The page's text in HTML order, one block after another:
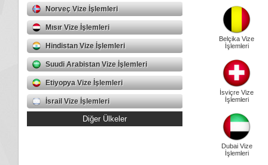
Norveç Vize İşlemleri
Mısır Vize İşlemleri
Hindistan Vize İşlemleri
Suudi Arabistan Vize İşlemleri
Etiyopya Vize İşlemleri
İsrail Vize İşlemleri
Diğer Ülkeler
Belçika Vize
İşlemleri
İsviçre Vize
İşlemleri
Dubai Vize
İşlemleri